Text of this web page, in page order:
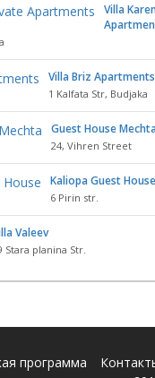
Villa
Villa Briz Apartments
1 Kalfata Str, Budjaka
Guest House Mechta
24, Vihren Street
Kaliopa Guest House
6 Pirin str.
Valeev
Stara planina Str.
программа